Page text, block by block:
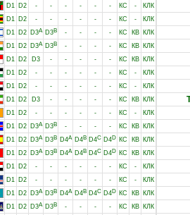
D1 D2 - - - - - - КС - КЛК
D1 D2 - - - - - - КС - КЛК
D1 D2 D3A D3B - - - - КС КВ КЛК
D1 D2 D3A D3B - - - - КС КВ КЛК
D1 D2 D3 - - - - - КС КВ КЛК
D1 D2 - - - - - - КС - КЛК
D1 D2 - - - - - - КС -
КЛК
D1 D2 D3 - - - - - КС КВ КЛК
D1 D2 - - - - - - КС - КЛК
D1 D2 D3A D3B - - - - КС КВ КЛК
D1 D2 D3A D3B D4A D4B D4C D4D КС КВ КЛК
D1 D2 D3A D3B D4A D4B D4C D4D КС КВ КЛК
D1 D2 - - - - - - КС - КЛК
D1 D2 - - - - - - КС - КЛК
D1 D2 D3A D3B D4A D4B D4C D4D КС КВ КЛК
D1 D2 D3A D3B - - - - КС КВ КЛК